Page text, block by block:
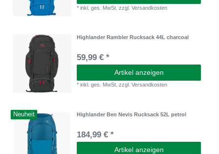
*inkl. ges. MwSt. zzgl.Versandkosten
Highlander Rambler Rucksack 44L charcoal
59,99 € *
Artikel anzeigen
*inkl. ges. MwSt. zzgl.Versandkosten
Neuheit Highlander Ben Nevis Rucksack 52L petrol
184,99 € *
Artikel anzeigen